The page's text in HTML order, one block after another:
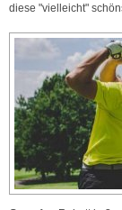
diese "vielleicht"